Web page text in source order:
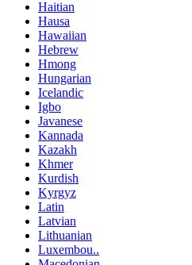
Haitian
Hausa
Hawaiian
Hebrew
Hmong
Hungarian
Icelandic
Igbo
Javanese
Kannada
Kazakh
Khmer
Kurdish
Kyrgyz
Latin
Latvian
Lithuanian
Luxembou..